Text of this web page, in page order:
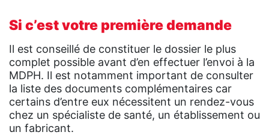
Si c’est votre première demande
Il est conseillé de constituer le dossier le plus
complet possible avant d’en effectuer l’envoi à la
MDPH. Il est notamment important de consulter
la liste des documents complémentaires car
certains d’entre eux nécessitent un rendez-vous
chez un spécialiste de santé, un établissement ou
un fabricant.